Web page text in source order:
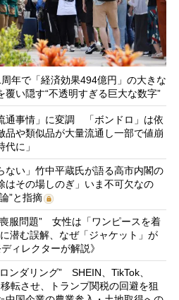
年で「経済効果494億円」の大きな
い隠す“不透明すぎる巨大な数字”
通事情」に変調 「ボンドロ」は依
品や類似品が大量流通し一部で値崩
に」
ない」竹中平蔵氏が語る高市内閣の
その場しのぎ」いま不可欠なの
”と指摘
服問題” 女性は「ワンピースを着
潜む誤解、なぜ「ジャケット」が
ィレクターが解説》
ンダリング” SHEIN、TikTok、
転させ、トランプ関税の回避を狙